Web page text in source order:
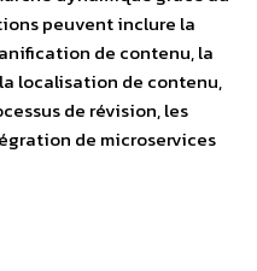
peuvent inclure la
de contenu, la
localisation de contenu,
de révision, les
de microservices